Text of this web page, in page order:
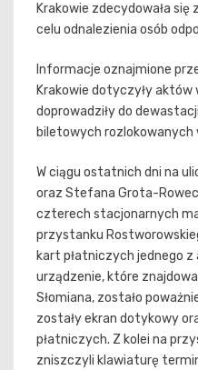
Krakowie zdecydowała
celu odnalezienia osób
Informacje oznajmione
Krakowie dotyczyły aktów
doprowadziły do
biletowych
W ciągu ostatnich dni na
oraz Stefana Grota-
czterech stacjonarnych
przystanku
kart płatniczych jednego
urządzenie, które
Słomiana, zostało
zostały ekran dotykowy
płatniczych. Z kolei na
zniszczyli klawiaturę